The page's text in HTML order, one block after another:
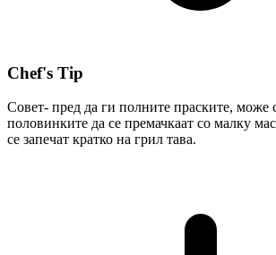
Chef's Tip
Совет- пред да ги полните праските, може
половинките да се премачкаат со малку
се запечат кратко на грил тава.